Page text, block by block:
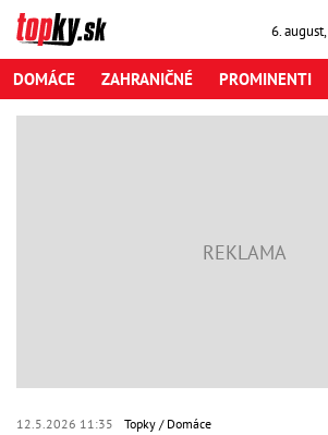
6. august,
DOMÁCE ZAHRANIČNÉ PROMINENTI
12.5.2026 11:35 Topky Domáce